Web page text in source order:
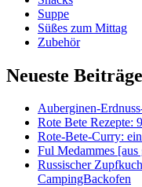
Suppe
Süßes zum Mittag
Zubehör
Neueste Beiträge
Auberginen-
Rote Bete Rezepte:
Rote-Bete-Curry:
Ful Medammes
Russischer
CampingBackofen